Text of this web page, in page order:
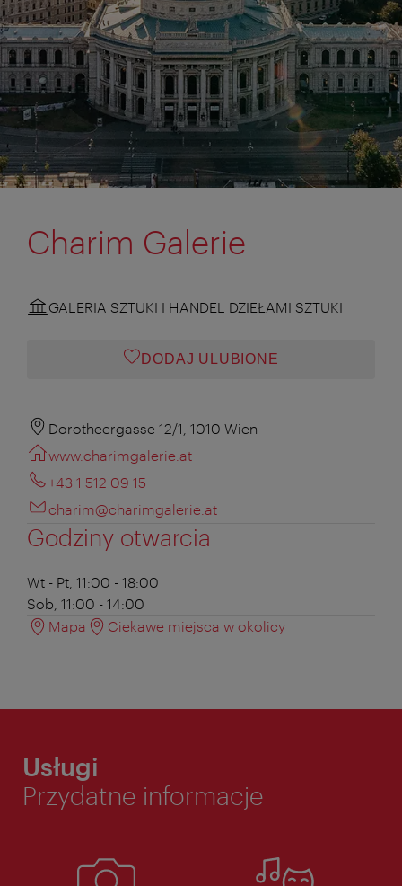
Charim Galerie
GALERIA SZTUKI I HANDEL DZIEŁAMI SZTUKI
DODAJ ULUBIONE
Dorotheergasse 12/1, 1010 Wien
www.charimgalerie.at
+43 1 512 09 15
charim@charimgalerie.at
Godziny otwarcia
Wt - Pt, 11:00 - 18:00
Sob, 11:00 - 14:00
Mapa
Ciekawe miejsca w okolicy
Usługi
Przydatne informacje